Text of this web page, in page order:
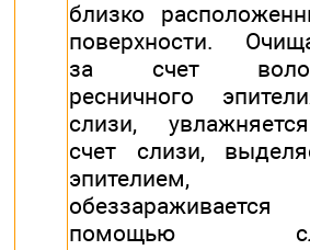
близко
поверхности.
за счет
ресничного
слизи,
счет слизи,
эпителием,
помощью